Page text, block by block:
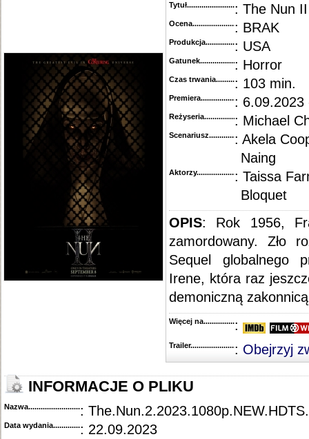
Tytuł............................................
: The Nun
Ocena.............................................
: BRAK
Produkcja.........................................
: USA
Gatunek...........................................
: Horror
Czas trwania......................................
: 103 min.
Premiera..........................................
: 6.09.2023
Reżyseria........................................
: Michael
Scenariusz........................................
: Akela
Naing
Aktorzy...........................................
: Taissa
Bloquet
OPIS: Rok 1956,
zamordowany. Zło
Sequel globalnego
Irene, która raz
demoniczną
Więcej na........................................
:
Trailer...........................................
: Obejrzyj
INFORMACJE O PLIKU
Nazwa.............................................
:
Data wydania......................................
: 22.09.2023